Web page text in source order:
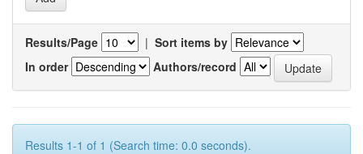
Results/Page | Sort items by
In order
Authors/record
Results 1-1 of 1 (Search time: 0.0 seconds).